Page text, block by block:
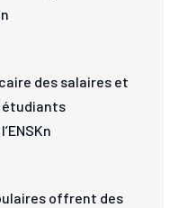
des salaires et
étudiants
offrent des